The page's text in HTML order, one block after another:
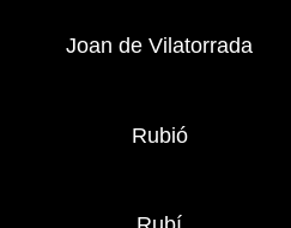
Joan de Vilatorrada
Rubió